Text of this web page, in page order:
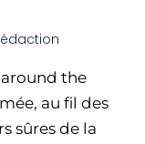
around the
au fil des
sûres de la